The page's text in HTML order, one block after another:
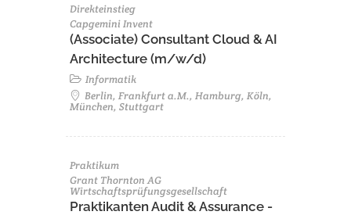
Direkteinstieg
Capgemini Invent
(Associate) Consultant Cloud & AI
Architecture (m/w/d)​ ​
Informatik
Berlin, Frankfurt a.M., Hamburg, Köln,
München, Stuttgart
Praktikum
Grant Thornton AG
Wirtschaftsprüfungsgesellschaft
Praktikanten Audit & Assurance -